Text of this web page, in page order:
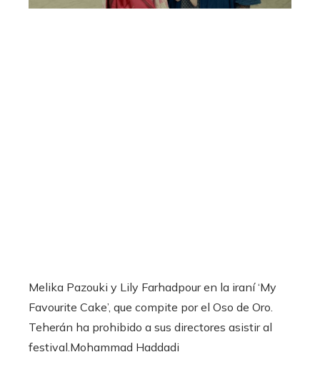
Melika Pazouki y Lily Farhadpour en la iraní ‘My
Favourite Cake’, que compite por el Oso de Oro.
Teherán ha prohibido a sus directores asistir al
festival.Mohammad Haddadi